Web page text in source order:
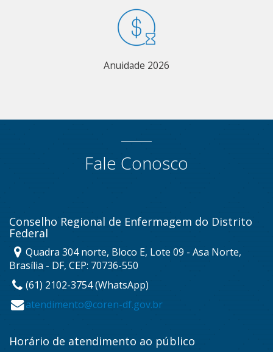
Anuidade 2026
Fale Conosco
Conselho Regional de Enfermagem do Distrito
Federal
Quadra 304 norte, Bloco E, Lote 09 - Asa Norte,
Brasília - DF, CEP: 70736-550
(61) 2102-3754 (WhatsApp)
atendimento@coren-df.gov.br
Horário de atendimento ao público